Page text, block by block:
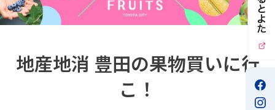
地産地消 豊田の果物買いに行
こ！